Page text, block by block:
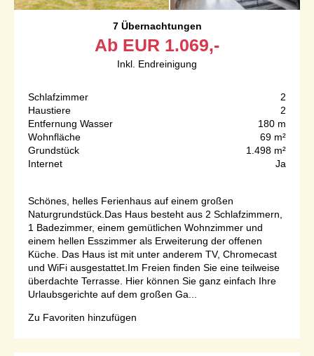
7 Übernachtungen
Ab EUR 1.069,-
Inkl. Endreinigung
Schlafzimmer
2
Haustiere
2
Entfernung Wasser
180 m
Wohnfläche
69 m²
Grundstück
1.498 m²
Internet
Ja
Schönes, helles Ferienhaus auf einem großen
Naturgrundstück.Das Haus besteht aus 2 Schlafzimmern,
1 Badezimmer, einem gemütlichen Wohnzimmer und
einem hellen Esszimmer als Erweiterung der offenen
Küche. Das Haus ist mit unter anderem TV, Chromecast
und WiFi ausgestattet.Im Freien finden Sie eine teilweise
überdachte Terrasse. Hier können Sie ganz einfach Ihre
Urlaubsgerichte auf dem großen Ga...
Zu Favoriten hinzufügen